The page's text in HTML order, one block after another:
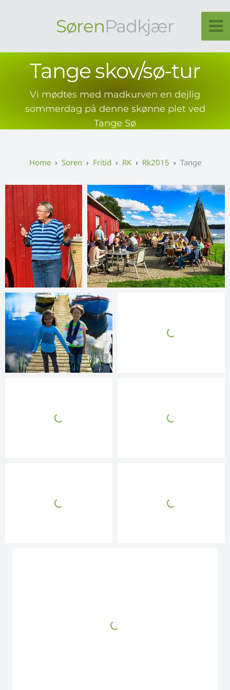
SørenPadkjær
Tange skov/sø-tur
Vi mødtes med madkurven en dejlig
sommerdag på denne skønne plet ved
Tange Sø
Soren Fritid RK Rk2015 Tange